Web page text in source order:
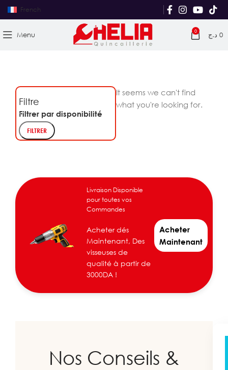
French
Menu 0 0 د.ج
Filtre
Filtrer par disponibilité
FILTRER
It seems we can't find
what you're looking for.
Livraison Disponible
pour toutes vos
Commandes
Acheter dés
Maintenant, Des
visseuses de
qualité à partir de
3000DA !
Acheter
Maintenant
Nos Conseils &